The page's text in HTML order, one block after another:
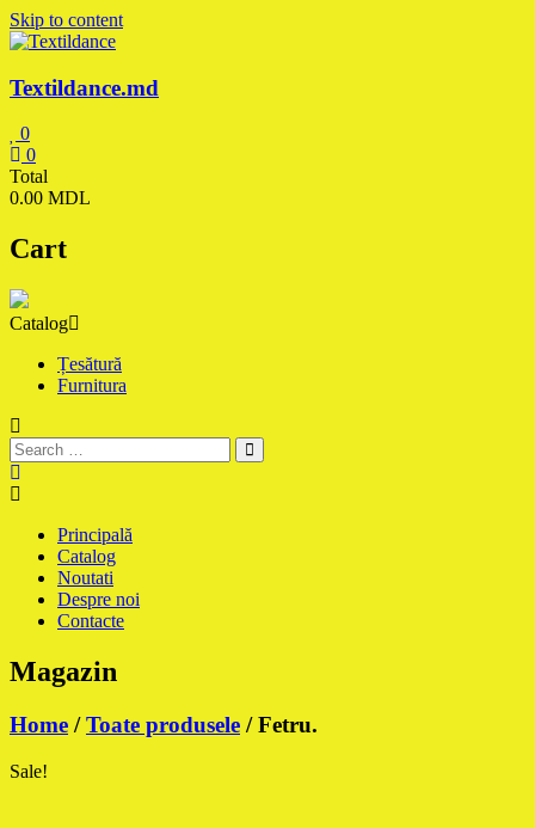
Skip to content
Textildance.md
0
0
Total
0.00 MDL
Cart
Catalog
Țesătură
Furnitura
Principală
Catalog
Noutati
Despre noi
Contacte
Magazin
Home /Toate produsele / Fetru.
Sale!